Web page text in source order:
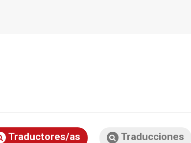
Traductores/as Traducciones